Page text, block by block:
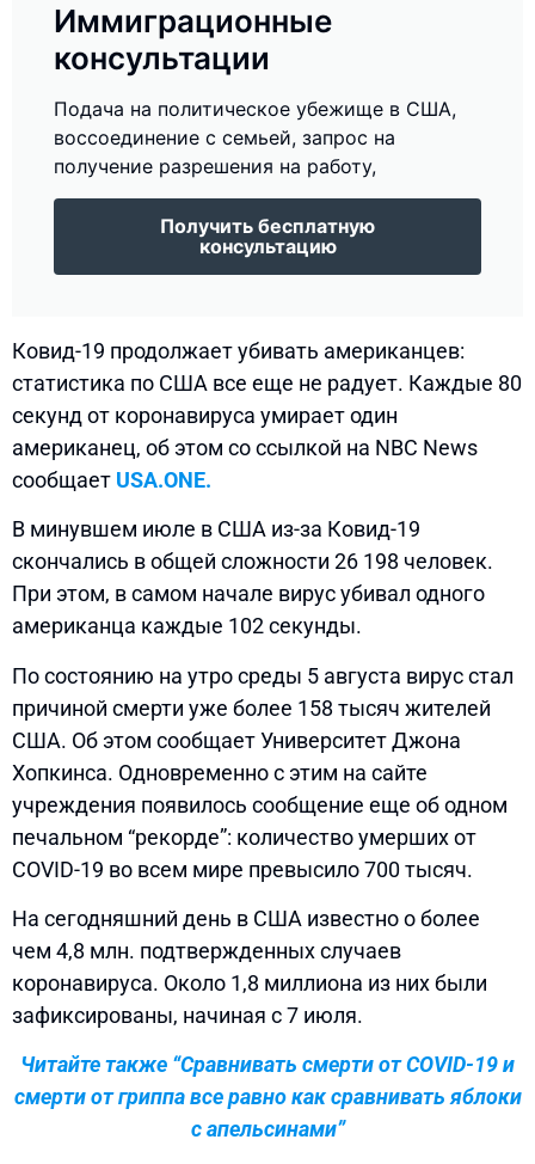
Иммиграционные
консультации
Подача на политическое убежище в США,
воссоединение с семьей, запрос на
получение разрешения на работу,
Получить бесплатную
консультацию
Ковид-19 продолжает убивать американцев:
статистика по США все еще не радует. Каждые 80
секунд от коронавируса умирает один
американец, об этом со ссылкой на NBC News
сообщает USA.ONE.
В минувшем июле в США из-за Ковид-19
скончались в общей сложности 26 198 человек.
При этом, в самом начале вирус убивал одного
американца каждые 102 секунды.
По состоянию на утро среды 5 августа вирус стал
причиной смерти уже более 158 тысяч жителей
США. Об этом сообщает Университет Джона
Хопкинса. Одновременно с этим на сайте
учреждения появилось сообщение еще об одном
печальном “рекорде”: количество умерших от
COVID-19 во всем мире превысило 700 тысяч.
На сегодняшний день в США известно о более
чем 4,8 млн. подтвержденных случаев
коронавируса. Около 1,8 миллиона из них были
зафиксированы, начиная с 7 июля.
Читайте также “Сравнивать смерти от COVID-19 и
смерти от гриппа все равно как сравнивать яблоки
с апельсинами”